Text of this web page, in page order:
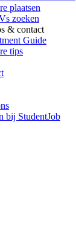
plaatsen
zoeken
& contact
Guide
tips
bij StudentJob